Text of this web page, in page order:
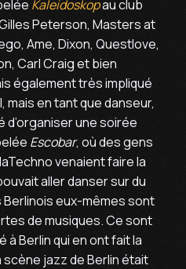
Kaleidoskopau club
Peterson, Masters at
Ame, Dixon, Questlove,
Carl Craig et bien
également très impliqué
mais en tant que danseur,
d’organiser une soirée
Escobar, où des gens
venaient faire la
aller danser sur du
eux-mêmes sont
de musiques. Ce sont
à Berlin qui en ont fait la
scène jazz de Berlin était